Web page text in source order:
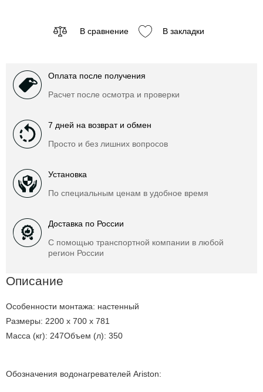
В сравнение В закладки
Оплата после получения
Расчет после осмотра и проверки
7 дней на возврат и обмен
Просто и без лишних вопросов
Установка
По специальным ценам в удобное время
Доставка по России
С помощью транспортной компании в любой
регион России
Описание
Особенности монтажа: настенный
Размеры: 2200 х 700 х 781
Масса (кг): 247Объем (л): 350
Обозначения водонагревателей Ariston: